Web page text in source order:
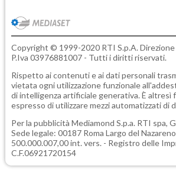
Copyright © 1999-2020 RTI S.p.A.
P.Iva 03976881007 - Tutti i diritti riservati.
Rispetto ai contenuti e ai dati personali
vietata ogni utilizzazione funzionale
di intelligenza artificiale generativa. È altresì
espresso di utilizzare mezzi automatizzati di
Per la pubblicità Mediamond S.p.a. RTI spa,
Sede legale: 00187 Roma Largo del
500.000.007,00 int. vers. - Registro delle
C.F.06921720154